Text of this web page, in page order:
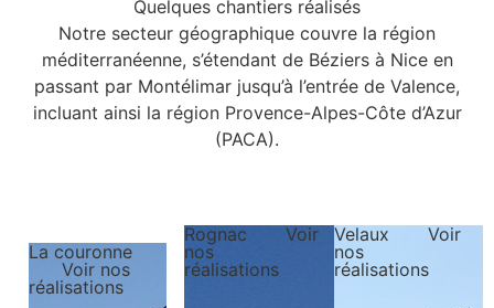
Quelques chantiers réalisés
Notre secteur géographique couvre la région
méditerranéenne, s’étendant de Béziers à Nice en
passant par Montélimar jusqu’à l’entrée de Valence,
incluant ainsi la région Provence-Alpes-Côte d’Azur
(PACA).
La couronne
Voir nos
réalisations
Rognac
Voir
nos
réalisations
Velaux
Voir
nos
réalisations